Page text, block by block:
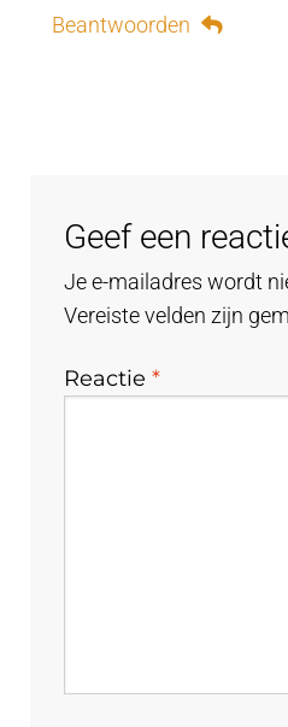
Beantwoorden
Geef een
Je e-mailadres wordt
Vereiste velden zijn
Reactie*